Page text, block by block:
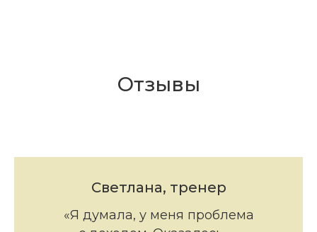
Отзывы
Светлана, тренер
«Я думала, у меня проблема